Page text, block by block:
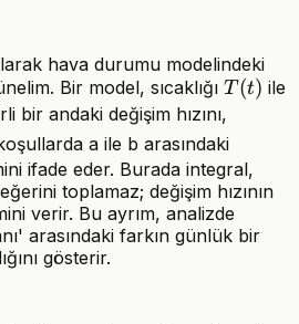
hava durumu modelindeki
Bir model, sıcaklığı T(t)
T (t) ile
bir andaki değişim hızını,
a ile b arasındaki
ifade eder. Burada integral,
toplamaz; değişim hızının
verir. Bu ayrım, analizde
arasındaki farkın günlük bir
gösterir.